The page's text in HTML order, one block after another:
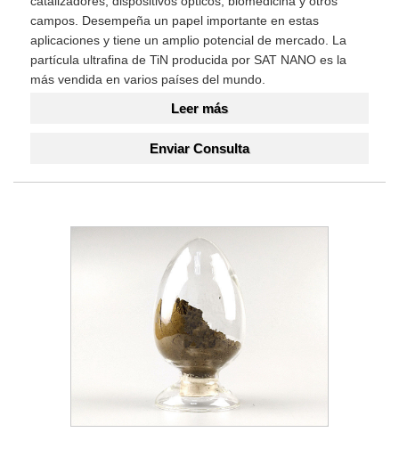
campos. Desempeña un papel importante en estas
aplicaciones y tiene un amplio potencial de mercado. La
partícula ultrafina de TiN producida por SAT NANO es la
más vendida en varios países del mundo.
Leer más
Enviar Consulta